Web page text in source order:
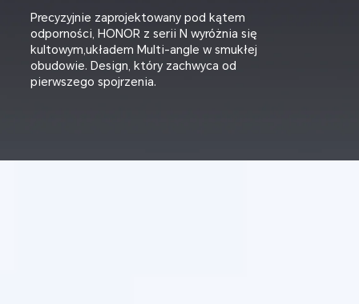
Precyzyjnie zaprojektowany pod kątem
odporności, HONOR z serii N wyróżnia się
kultowym,układem Multi-angle w smukłej
obudowie. Design, który zachwyca od
pierwszego spojrzenia.